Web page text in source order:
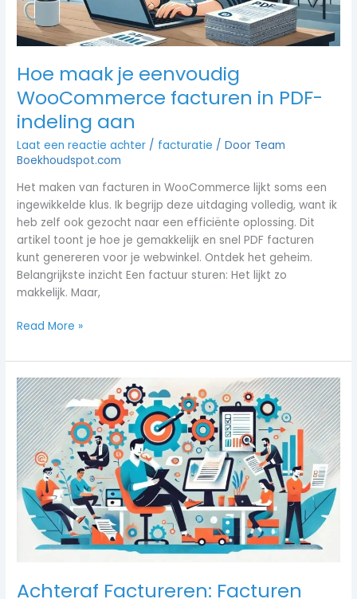
Hoe maak je eenvoudig
WooCommerce facturen in PDF-
indeling aan
Laat een reactie achter / facturatie / Door Team
Boekhoudspot.com
Het maken van facturen in WooCommerce lijkt soms een
ingewikkelde klus. Ik begrijp deze uitdaging volledig, want ik
heb zelf ook gezocht naar een efficiënte oplossing. Dit
artikel toont je hoe je gemakkelijk en snel PDF facturen
kunt genereren voor je webwinkel. Ontdek het geheim.
Belangrijkste inzicht Een factuur sturen: Het lijkt zo
makkelijk. Maar,
indeling
aan
Read More »
Achteraf Factureren: Facturen
Achteraf
Factureren:
Facturen
Maken
en
Versturen
met
Gemak